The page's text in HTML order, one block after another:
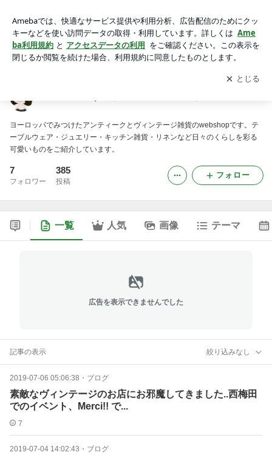
アプリをダウンロードして ブログの更新通知
を受け取りまし
ょう。
開く
ヨーロッパでみつけたアンティークとヴィンテージ雑貨のwebshopです。テ
ーブルウェア・ジュエリー・キッチン雑貨・リネンなど日々のくらしを彩る
可愛いものをご紹介しています。
7
フォロワー
385
投稿
フォロー
一覧 人気 画像 テーマ
広告を表示できませんでした
記事の表示 絞り込みなし
2019-07-06 05:06:38 ・ ブログ
素敵なヴィンテージのお店にお邪魔してきました..西梅田
でのイベント、Merci!! で...
7
2019-07-04 14:02:43 ・ ブログ